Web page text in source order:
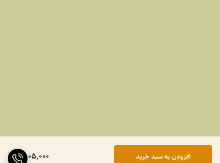
1,805,000 افزودن به سبد خرید